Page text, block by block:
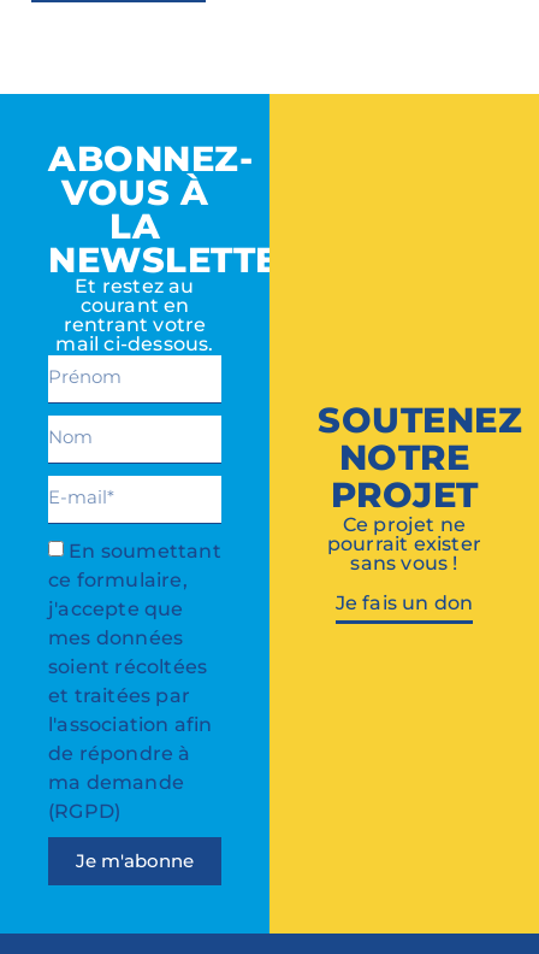
ABONNEZ-
VOUS À
LA
NEWSLETTER
Et restez au
courant en
rentrant votre
mail ci-dessous.
En soumettant
ce formulaire,
j'accepte que
mes données
soient récoltées
et traitées par
l'association afin
de répondre à
ma demande
(RGPD)
Je m'abonne
SOUTENEZ
NOTRE
PROJET
Ce projet ne
pourrait exister
sans vous !
Je fais un don